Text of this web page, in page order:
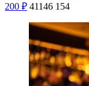
200 ₽ 41146 154